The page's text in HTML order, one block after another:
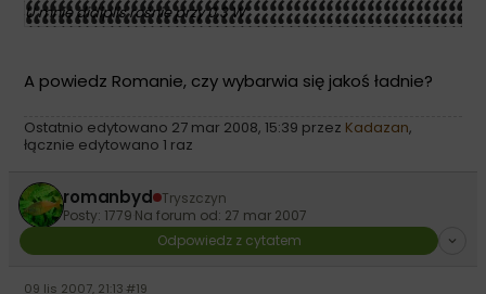
U mnie didiplis rośnie przy 0,3 W
A powiedz Romanie, czy wybarwia się jakoś ładnie?
Ostatnio edytowano 27 mar 2008, 15:39 przez Kadazan,
łącznie edytowano 1 raz
romanbyd Tryszczyn
Posty: 1779 Na forum od: 27 mar 2007
Odpowiedz z cytatem
09 lis 2007, 21:13#19